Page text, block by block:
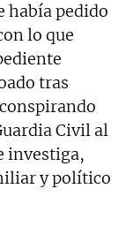
había pedido
lo que
tras
Civil al
investiga,
y político